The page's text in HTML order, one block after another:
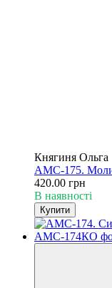
Княгиня Ольга
АМС-175.
420.00 грн
В наявності
Купити